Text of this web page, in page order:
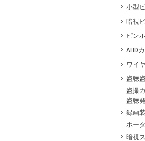
小型
暗視
ピン
AHD
ワイ
盗聴
盗撮
盗聴
録画
ポー
暗視